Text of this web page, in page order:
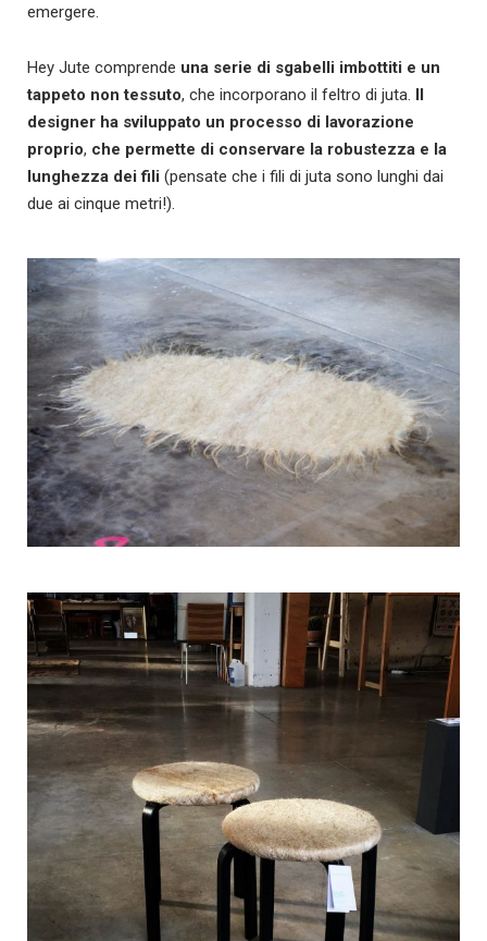
emergere.
Hey Jute comprende una serie di sgabelli imbottiti e un
tappeto non tessuto, che incorporano il feltro di juta. Il
designer ha sviluppato un processo di lavorazione
proprio, che permette di conservare la robustezza e la
lunghezza dei fili (pensate che i fili di juta sono lunghi dai
due ai cinque metri!).